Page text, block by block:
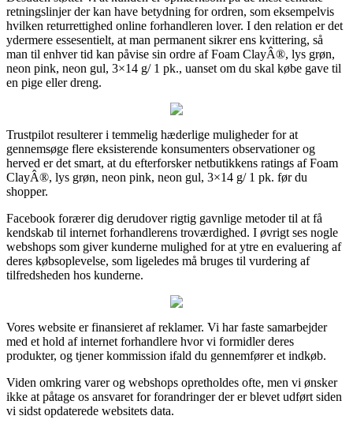
retningslinjer der kan have betydning for ordren, som eksempelvis
hvilken returrettighed online forhandleren lover. I den relation er det
ydermere essesentielt, at man permanent sikrer ens kvittering, så
man til enhver tid kan påvise sin ordre af Foam ClayÂ®, lys grøn,
neon pink, neon gul, 3×14 g/ 1 pk., uanset om du skal købe gave til
en pige eller dreng.
Trustpilot resulterer i temmelig hæderlige muligheder for at
gennemsøge flere eksisterende konsumenters observationer og
herved er det smart, at du efterforsker netbutikkens ratings af Foam
ClayÂ®, lys grøn, neon pink, neon gul, 3×14 g/ 1 pk. før du
shopper.
Facebook forærer dig derudover rigtig gavnlige metoder til at få
kendskab til internet forhandlerens troværdighed. I øvrigt ses nogle
webshops som giver kunderne mulighed for at ytre en evaluering af
deres købsoplevelse, som ligeledes må bruges til vurdering af
tilfredsheden hos kunderne.
Vores website er finansieret af reklamer. Vi har faste samarbejder
med et hold af internet forhandlere hvor vi formidler deres
produkter, og tjener kommission ifald du gennemfører et indkøb.
Viden omkring varer og webshops opretholdes ofte, men vi ønsker
ikke at påtage os ansvaret for forandringer der er blevet udført siden
vi sidst opdaterede websitets data.